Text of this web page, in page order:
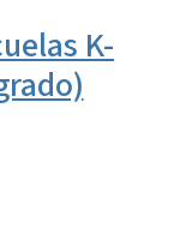
K-